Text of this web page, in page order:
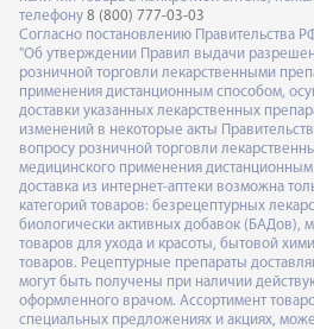
телефону 8 (800) 777-03-03
Согласно постановлению Правительства
"Об утверждении Правил выдачи
розничной торговли лекарственными
применения дистанционным способом,
доставки указанных лекарственных
изменений в некоторые акты
вопросу розничной торговли
медицинского применения дистанционным
доставка из интернет-аптеки возможна
категорий товаров: безрецептурных
биологически активных добавок (БАДов),
товаров для ухода и красоты, бытовой
товаров. Рецептурные препараты
могут быть получены при наличии
оформленного врачом. Ассортимент
специальных предложениях и акциях,